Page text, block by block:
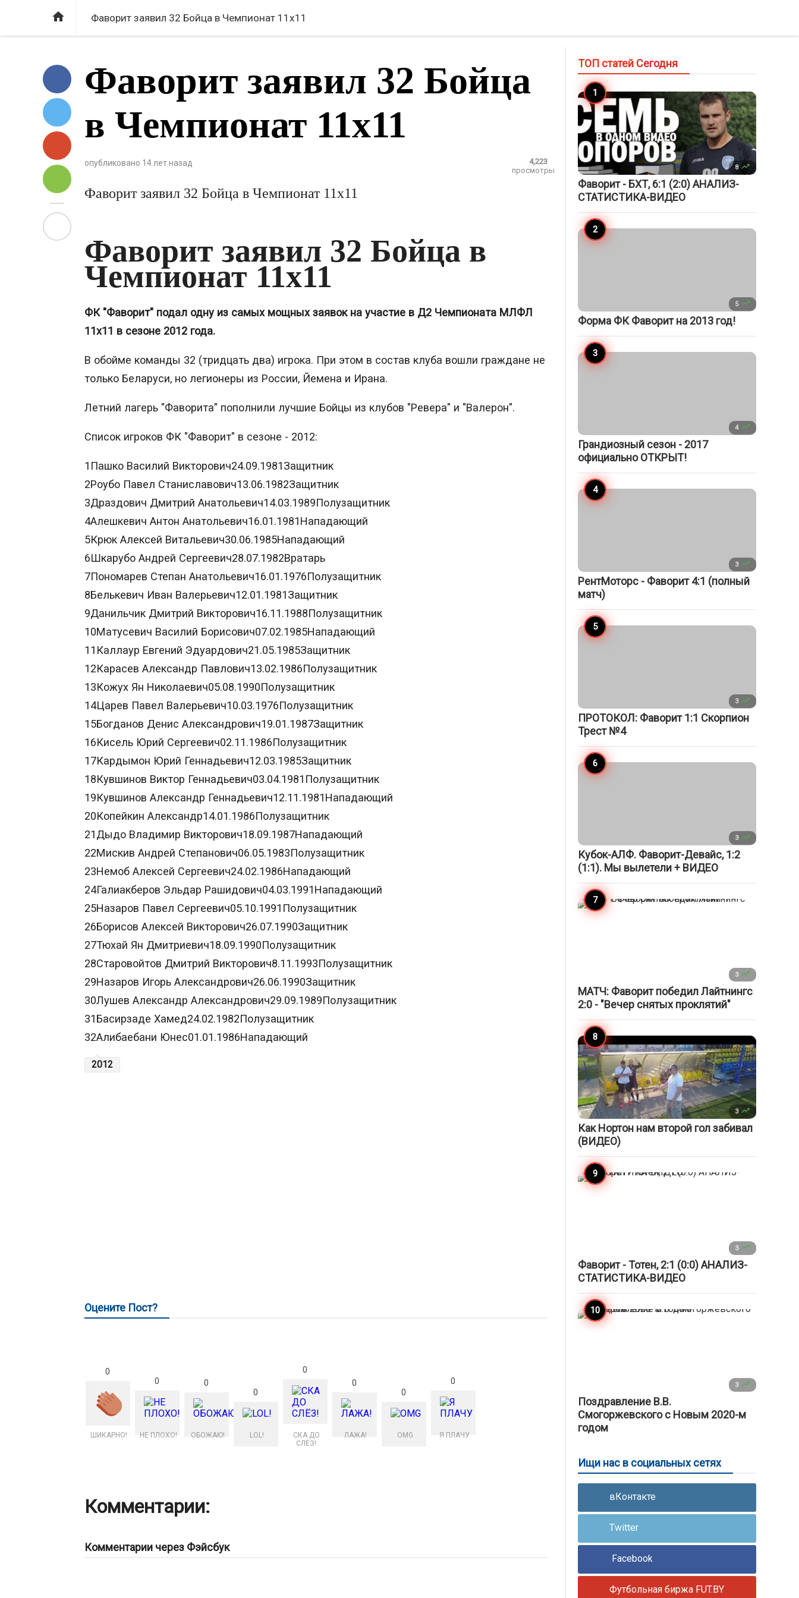
 Фаворит заявил 32 Бойца в Чемпионат 11х11
Фаворит заявил 32 Бойца
в Чемпионат 11х11
опубликовано 14 лет назад
4,223
просмотры
Фаворит заявил 32 Бойца в Чемпионат 11х11
Фаворит заявил 32 Бойца в
Чемпионат 11х11
ФК "Фаворит" подал одну из самых мощных заявок на участие в Д2 Чемпионата МЛФЛ
11х11 в сезоне 2012 года.
В обойме команды 32 (тридцать два) игрока. При этом в состав клуба вошли граждане не
только Беларуси, но легионеры из России, Йемена и Ирана.
Летний лагерь "Фаворита" пополнили лучшие Бойцы из клубов "Ревера" и "Валерон".
Список игроков ФК "Фаворит" в сезоне - 2012:
1Пашко Василий Викторович24.09.1981Защитник
2Роубо Павел Станиславович13.06.1982Защитник
3Драздович Дмитрий Анатольевич14.03.1989Полузащитник
4Алешкевич Антон Анатольевич16.01.1981Нападающий
5Крюк Алексей Витальевич30.06.1985Нападающий
6Шкарубо Андрей Сергеевич28.07.1982Вратарь
7Пономарев Степан Анатольевич16.01.1976Полузащитник
8Белькевич Иван Валерьевич12.01.1981Защитник
9Данильчик Дмитрий Викторович16.11.1988Полузащитник
10Матусевич Василий Борисович07.02.1985Нападающий
11Каллаур Евгений Эдуардович21.05.1985Защитник
12Карасев Александр Павлович13.02.1986Полузащитник
13Кожух Ян Николаевич05.08.1990Полузащитник
14Царев Павел Валерьевич10.03.1976Полузащитник
15Богданов Денис Александрович19.01.1987Защитник
16Кисель Юрий Сергеевич02.11.1986Полузащитник
17Кардымон Юрий Геннадьевич12.03.1985Защитник
18Кувшинов Виктор Геннадьевич03.04.1981Полузащитник
19Кувшинов Александр Геннадьевич12.11.1981Нападающий
20Копейкин Александр14.01.1986Полузащитник
21Дыдо Владимир Викторович18.09.1987Нападающий
22Мискив Андрей Степанович06.05.1983Полузащитник
23Немоб Алексей Сергеевич24.02.1986Нападающий
24Галиакберов Эльдар Рашидович04.03.1991Нападающий
25Назаров Павел Сергеевич05.10.1991Полузащитник
26Борисов Алексей Викторович26.07.1990Защитник
27Тюхай Ян Дмитриевич18.09.1990Полузащитник
28Старовойтов Дмитрий Викторович8.11.1993Полузащитник
29Назаров Игорь Александрович26.06.1990Защитник
30Лушев Александр Александрович29.09.1989Полузащитник
31Басирзаде Хамед24.02.1982Полузащитник
32Алибаебани Юнес01.01.1986Нападающий
2012
Оцените Пост?
0
ШИКАРНО!
0
НЕ ПЛОХО!
0
ОБОЖАЮ!
0
LOL!
0
СКА ДО
СЛЁЗ!
0
ЛАЖА!
0
OMG
0
Я ПЛАЧУ
Комментарии:
Комментарии через Фэйсбук
ТОП статей Сегодня
8 
Фаворит - БХТ, 6:1 (2:0) АНАЛИЗ-
СТАТИСТИКА-ВИДЕО
5 
Форма ФК Фаворит на 2013 год!
4 
Грандиозный сезон - 2017
официально ОТКРЫТ!
3 
РентМоторс - Фаворит 4:1 (полный
матч)
3 
ПРОТОКОЛ: Фаворит 1:1 Скорпион
Трест №4
3 
Кубок-АЛФ. Фаворит-Девайс, 1:2
(1:1). Мы вылетели + ВИДЕО
3 
МАТЧ: Фаворит победил Лайтнингс
2:0 - "Вечер снятых проклятий"
3 
Как Нортон нам второй гол забивал
(ВИДЕО)
3 
Фаворит - Тотен, 2:1 (0:0) АНАЛИЗ-
СТАТИСТИКА-ВИДЕО
3 
Поздравление В.В.
Смогоржевского с Новым 2020-м
годом
Ищи нас в социальных сетях
вКонтакте
Twitter
Facebook
Футбольная биржа FUT.BY